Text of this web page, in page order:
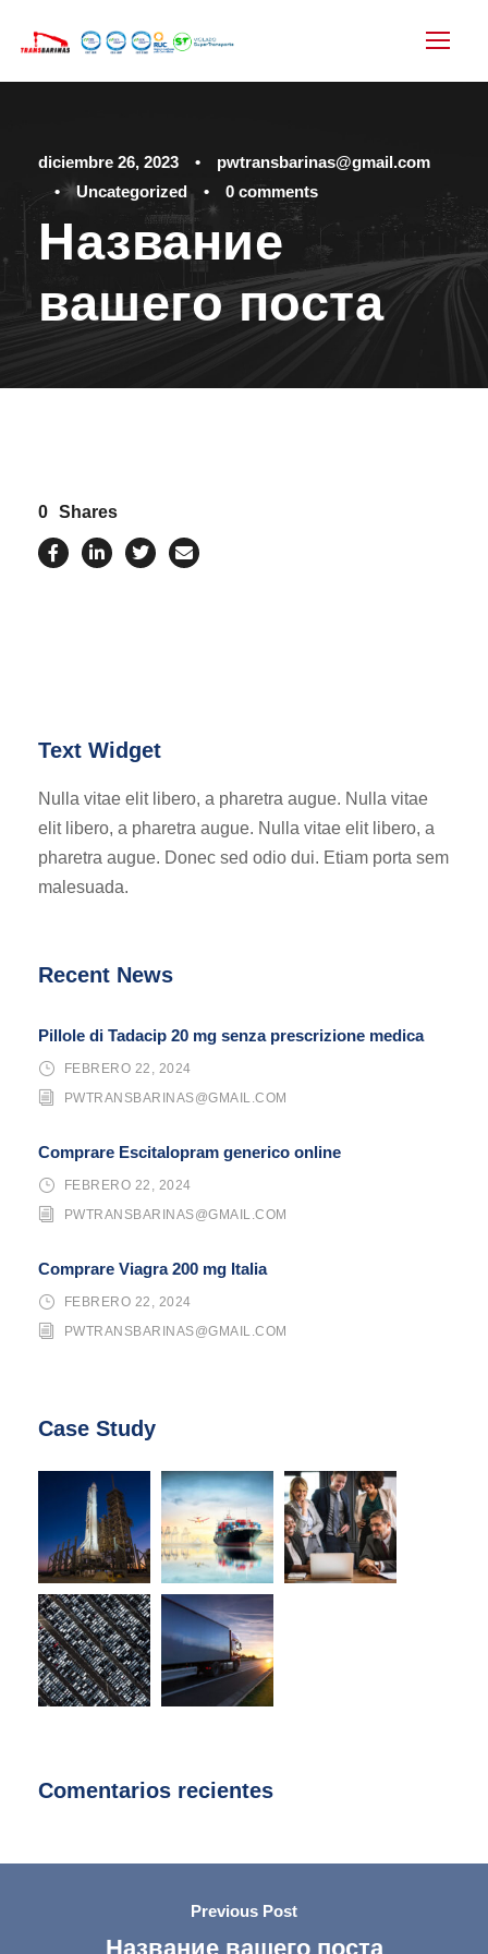
diciembre 26, 2023 •
pwtransbarinas@gmail.com
•
Uncategorized • 0 comments
Название
вашего поста
0 Shares
Text Widget
Nulla vitae elit libero, a pharetra augue. Nulla vitae
elit libero, a pharetra augue. Nulla vitae elit libero, a
pharetra augue. Donec sed odio dui. Etiam porta sem
malesuada.
Recent News
Pillole di Tadacip 20 mg senza prescrizione medica
FEBRERO 22, 2024
PWTRANSBARINAS@GMAIL.COM
Comprare Escitalopram generico online
FEBRERO 22, 2024
PWTRANSBARINAS@GMAIL.COM
Comprare Viagra 200 mg Italia
FEBRERO 22, 2024
PWTRANSBARINAS@GMAIL.COM
Case Study
Comentarios recientes
Previous Post
Название вашего поста